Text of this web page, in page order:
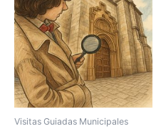
Visitas Guiadas Municipales